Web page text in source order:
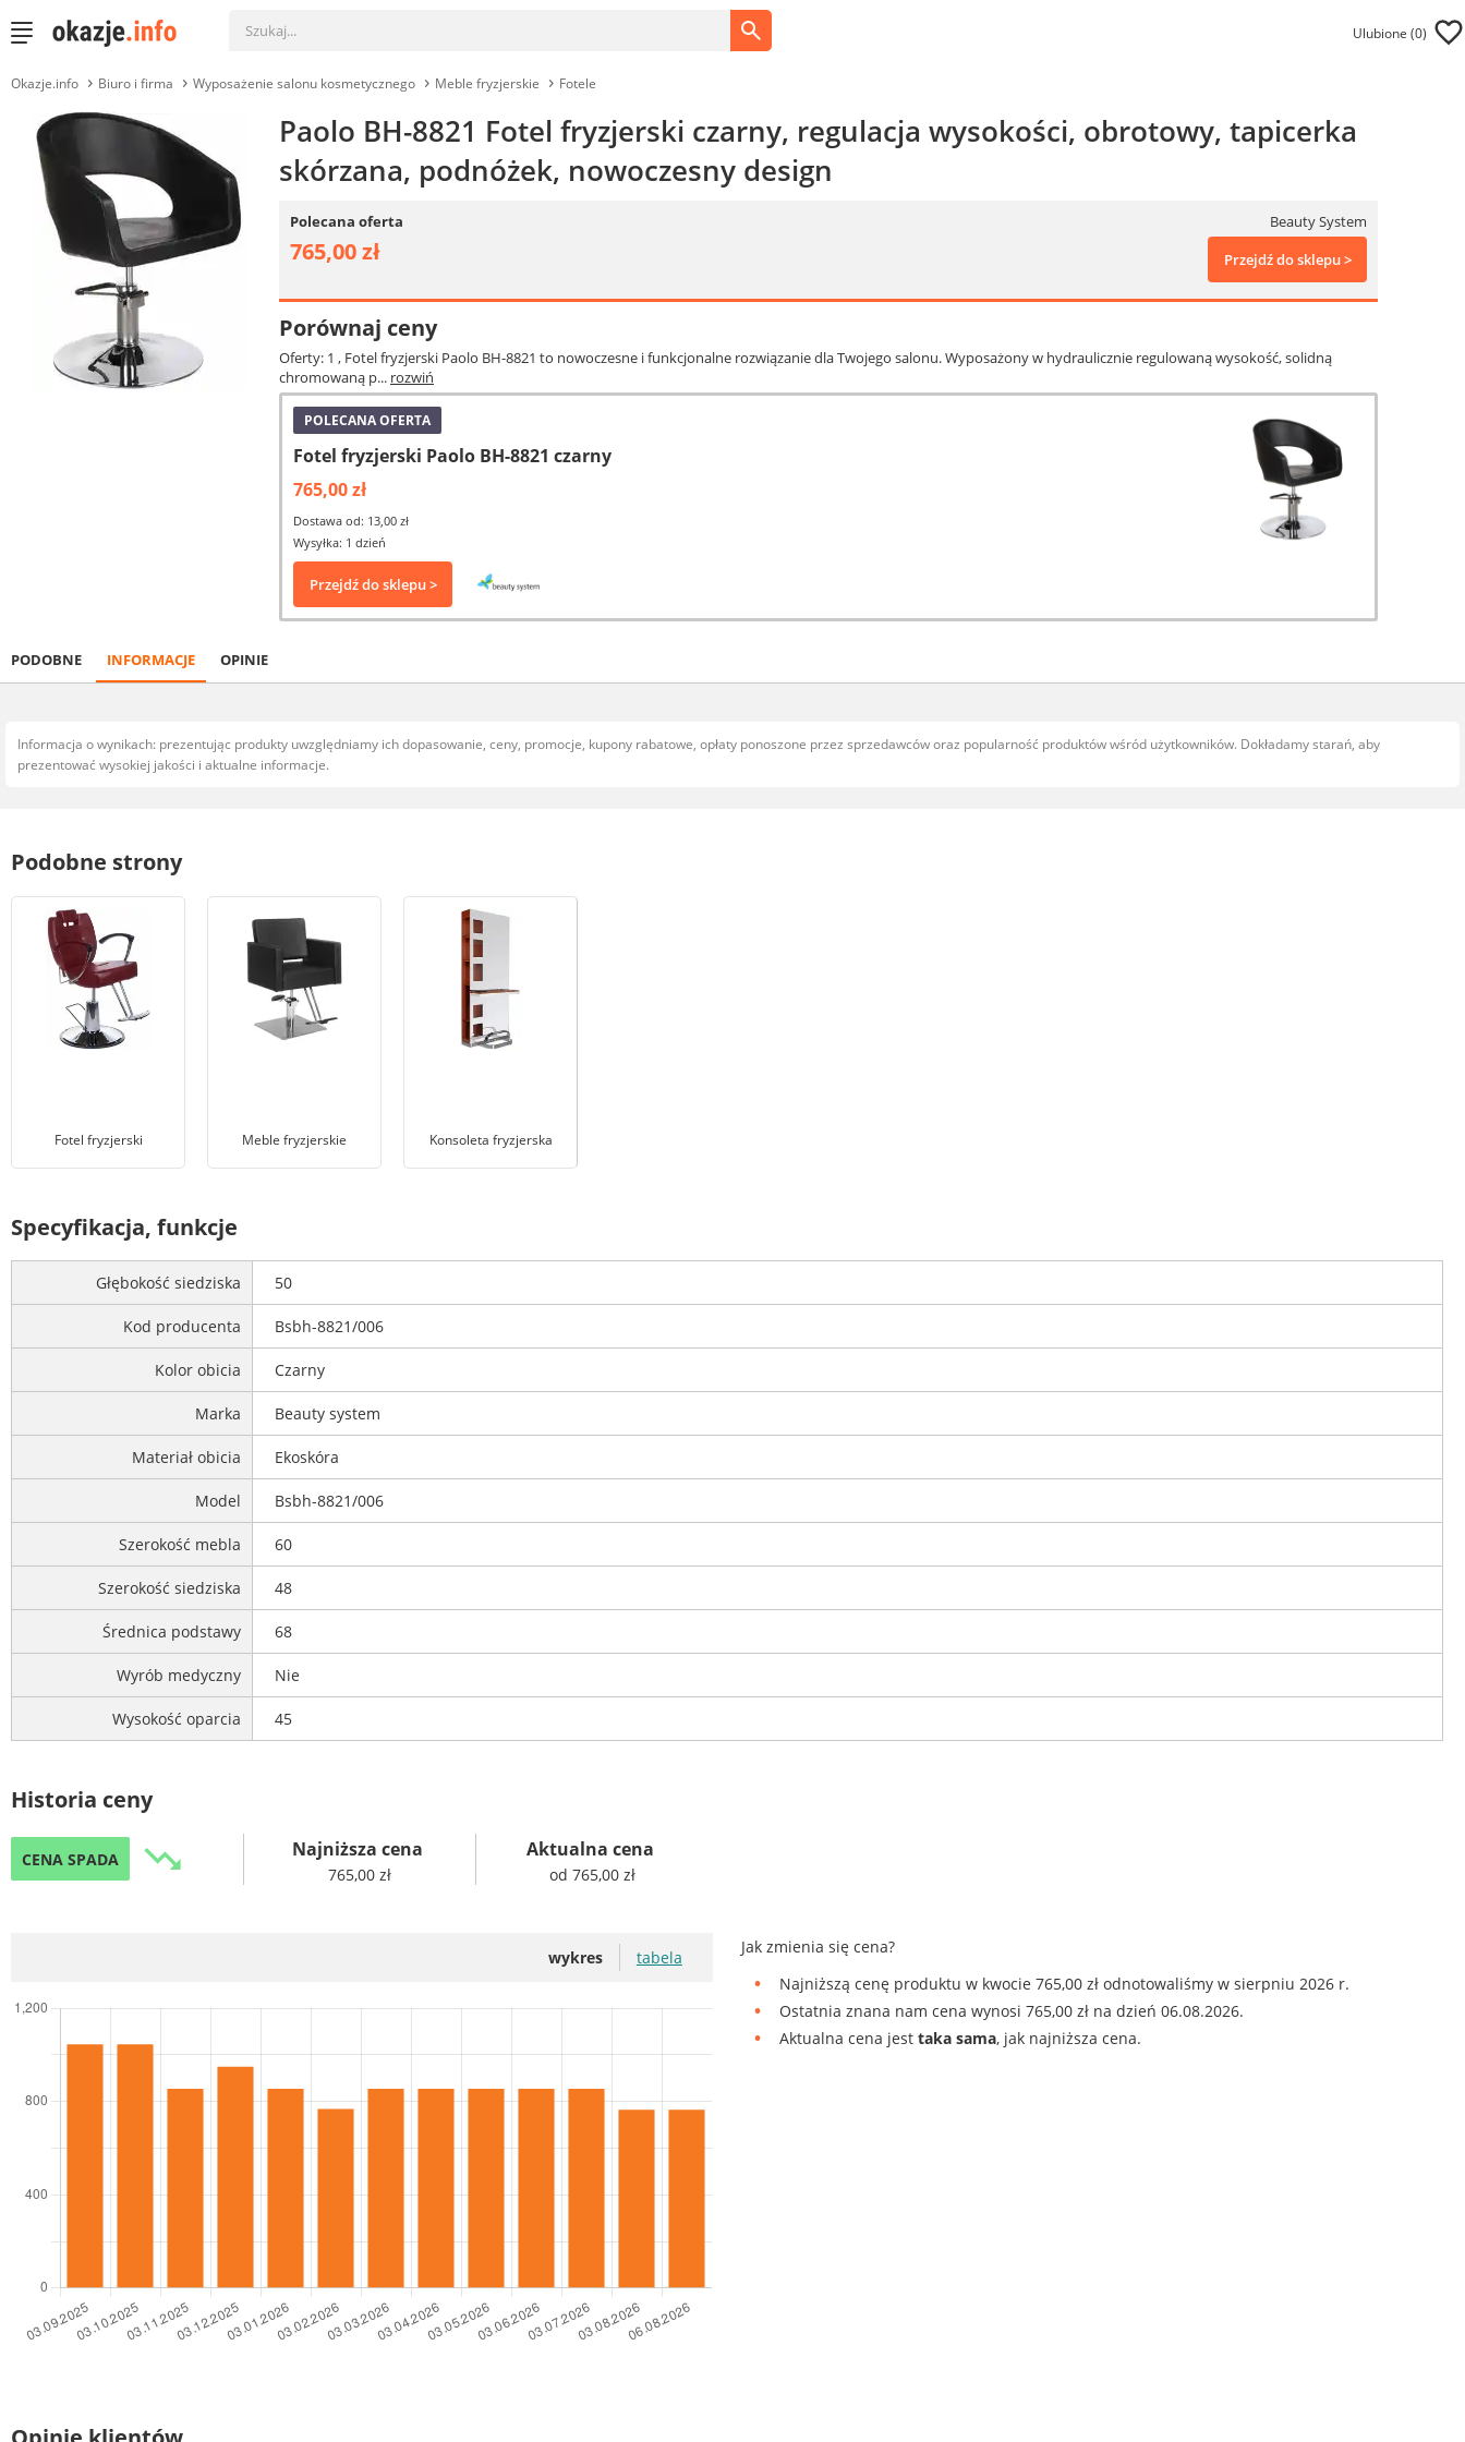
Ulubione (0)
Okazje.info Biuro i firma Wyposażenie salonu kosmetycznego Meble fryzjerskie Fotele
Paolo BH-8821 Fotel fryzjerski czarny, regulacja wysokości, obrotowy, tapicerka
skórzana, podnóżek, nowoczesny design
Polecana oferta Beauty System
765,00 zł Przejdź do sklepu >
Porównaj ceny
Oferty: 1 , Fotel fryzjerski Paolo BH-8821 to nowoczesne i funkcjonalne rozwiązanie dla Twojego salonu. Wyposażony w hydraulicznie regulowaną wysokość, solidną
chromowaną p... rozwiń
POLECANA OFERTA
Fotel fryzjerski Paolo BH-8821 czarny
765,00 zł
Dostawa od: 13,00 zł
Wysyłka: 1 dzień
Przejdź do sklepu >
PODOBNE INFORMACJE OPINIE
Informacja o wynikach: prezentując produkty uwzględniamy ich dopasowanie, ceny, promocje, kupony rabatowe, opłaty ponoszone przez sprzedawców oraz popularność produktów wśród użytkowników. Dokładamy starań, aby
prezentować wysokiej jakości i aktualne informacje.
Podobne strony
Fotel fryzjerski Meble fryzjerskie Konsoleta fryzjerska
Specyfikacja, funkcje
Głębokość siedziska 50
Kod producenta Bsbh-8821/006
Kolor obicia Czarny
Marka Beauty system
Materiał obicia Ekoskóra
Model Bsbh-8821/006
Szerokość mebla 60
Szerokość siedziska 48
Średnica podstawy 68
Wyrób medyczny Nie
Wysokość oparcia 45
Historia ceny
CENA SPADA trending_down Najniższa cena
765,00 zł
Aktualna cena
od 765,00 zł
wykres tabela
Jak zmienia się cena?
Najniższą cenę produktu w kwocie 765,00 zł odnotowaliśmy w sierpniu 2026 r.
Ostatnia znana nam cena wynosi 765,00 zł na dzień 06.08.2026.
Aktualna cena jesttaka sama, jak najniższa cena.